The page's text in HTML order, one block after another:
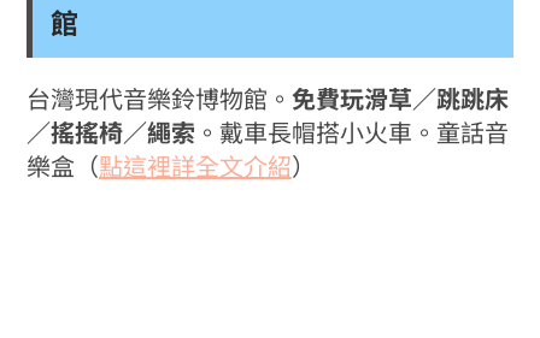
館
台灣現代音樂鈴博物館。 免費玩滑草／跳跳床
／搖搖椅／繩索 。戴車長帽搭小火車。童話音
樂盒（點這裡詳全文介紹）